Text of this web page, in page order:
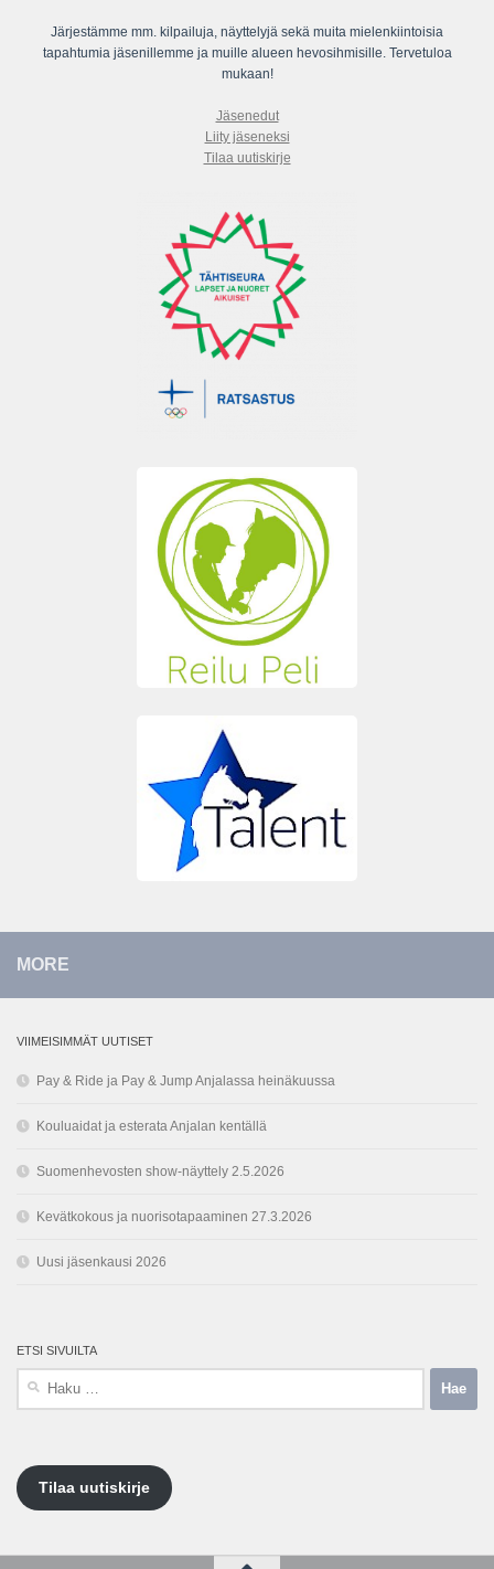
Järjestämme mm. kilpailuja, näyttelyjä sekä muita mielenkiintoisia
tapahtumia jäsenillemme ja muille alueen hevosihmisille. Tervetuloa
mukaan!
Jäsenedut
Liity jäseneksi
Tilaa uutiskirje
MORE
VIIMEISIMMÄT UUTISET
Pay & Ride ja Pay & Jump Anjalassa heinäkuussa
Kouluaidat ja esterata Anjalan kentällä
Suomenhevosten show-näyttely 2.5.2026
Kevätkokous ja nuorisotapaaminen 27.3.2026
Uusi jäsenkausi 2026
ETSI SIVUILTA
Tilaa uutiskirje